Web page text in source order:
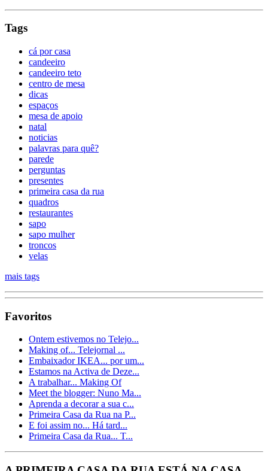
Tags
cá por casa
candeeiro
candeeiro teto
centro de mesa
dicas
espaços
mesa de apoio
natal
noticias
palavras para quê?
parede
perguntas
presentes
primeira casa da rua
quadros
restaurantes
sapo
sapo mulher
troncos
velas
mais tags
Favoritos
Ontem estivemos no Telejo...
Making of... Telejornal ...
Embaixador IKEA... por um...
Estamos na Activa de Deze...
A trabalhar... Making Of
Meet the blogger: Nuno Ma...
Aprenda a decorar a sua c...
Primeira Casa da Rua na P...
E foi assim no... Há tard...
Primeira Casa da Rua... T...